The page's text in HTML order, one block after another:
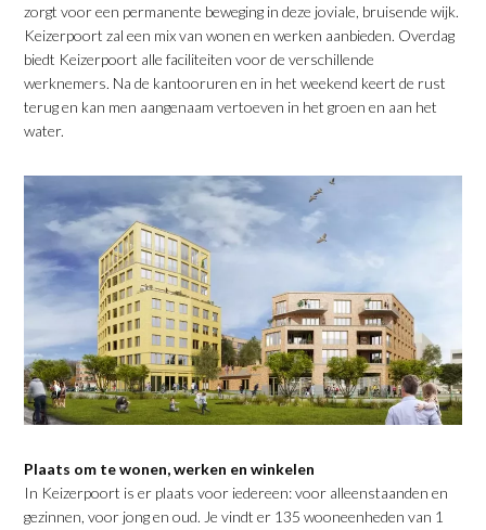
zorgt voor een permanente beweging in deze joviale, bruisende wijk.
Keizerpoort zal een mix van wonen en werken aanbieden. Overdag
biedt Keizerpoort alle faciliteiten voor de verschillende
werknemers. Na de kantooruren en in het weekend keert de rust
terug en kan men aangenaam vertoeven in het groen en aan het
water.
Plaats om te wonen, werken en winkelen
In Keizerpoort is er plaats voor iedereen: voor alleenstaanden en
gezinnen, voor jong en oud. Je vindt er 135 wooneenheden van 1